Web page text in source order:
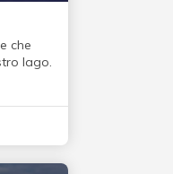
che
lago.